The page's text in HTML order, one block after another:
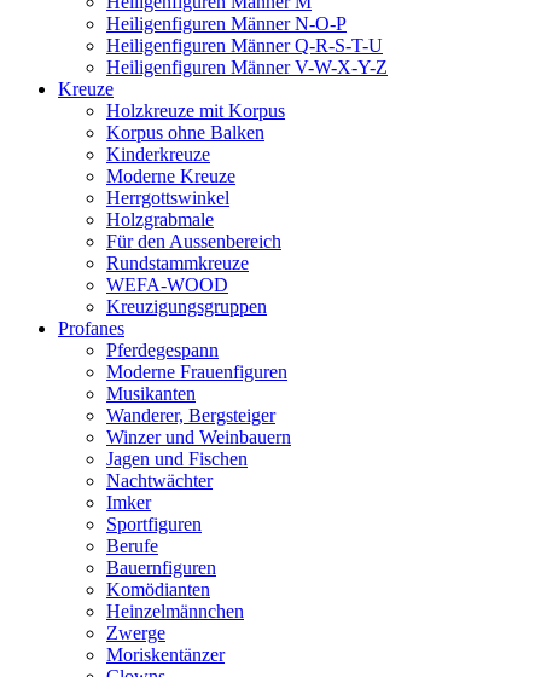
Heiligenfiguren Männer N-O-P
Heiligenfiguren Männer Q-R-S-T-U
Heiligenfiguren Männer V-W-X-Y-Z
Kreuze
Holzkreuze mit Korpus
Korpus ohne Balken
Kinderkreuze
Moderne Kreuze
Herrgottswinkel
Holzgrabmale
Für den Aussenbereich
Rundstammkreuze
WEFA-WOOD
Kreuzigungsgruppen
Profanes
Pferdegespann
Moderne Frauenfiguren
Musikanten
Wanderer, Bergsteiger
Winzer und Weinbauern
Jagen und Fischen
Nachtwächter
Imker
Sportfiguren
Berufe
Bauernfiguren
Komödianten
Heinzelmännchen
Zwerge
Moriskentänzer